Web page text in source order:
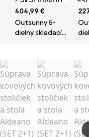
404,99 €
Outsunny 5-
dielny skladací
dreva – FSC,
stôl s latkovou
doskou + 4
skladacie
stoličky, odolný
voči
poveternostným
vplyvom